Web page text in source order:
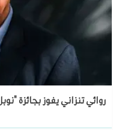
روائي تنزاني يفوز بجائزة "نوبل"